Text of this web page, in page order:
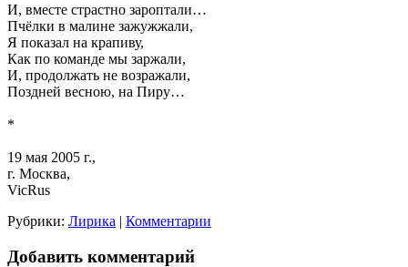
И, вместе страстно зароптали…
Пчёлки в малине зажужжали,
Я показал на крапиву,
Как по команде мы заржали,
И, продолжать не возражали,
Поздней весною, на Пиру…
*
19 мая 2005 г.,
г. Москва,
VicRus
Рубрики: Лирика | Комментарии
Добавить комментарий